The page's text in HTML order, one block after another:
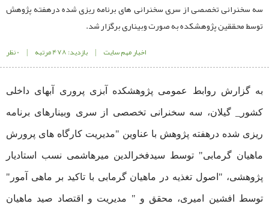
سه سخنرانی تخصصی از سری سخنرانی های برنامه ریزی شده درهفته پژوهش
توسط محققین پژوهشکده به صورت وبیناری برگزار شد.
اخبار مهم سایت | بازدید: 478 مرتبه | 0 نظر
به گزارش روابط عمومی پژوهشکده آبزی پروری آبهای داخلی
کشور_ گیلان، سه سخنرانی تخصصی از سری وبینارهای برنامه
ریزی شده درهفته پژوهش با عناوین "مدیریت کارگاه های پرورش
ماهیان گرمابی" توسط سیدفخرالدین میرهاشمی نسب استادیار
پژوهشی، "اصول تغذیه در ماهیان گرمابی با تاکید بر ماهی آمور"
توسط افشین امیری، محقق و " مدیریت و اقتصاد صید ماهیان